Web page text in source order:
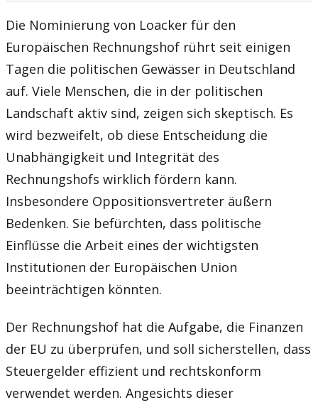
Die Nominierung von Loacker für den
Europäischen Rechnungshof rührt seit einigen
Tagen die politischen Gewässer in Deutschland
auf. Viele Menschen, die in der politischen
Landschaft aktiv sind, zeigen sich skeptisch. Es
wird bezweifelt, ob diese Entscheidung die
Unabhängigkeit und Integrität des
Rechnungshofs wirklich fördern kann.
Insbesondere Oppositionsvertreter äußern
Bedenken. Sie befürchten, dass politische
Einflüsse die Arbeit eines der wichtigsten
Institutionen der Europäischen Union
beeinträchtigen könnten.
Der Rechnungshof hat die Aufgabe, die Finanzen
der EU zu überprüfen, und soll sicherstellen, dass
Steuergelder effizient und rechtskonform
verwendet werden. Angesichts dieser